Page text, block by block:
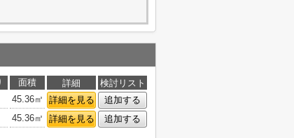
面積 詳細
検討リスト
45.36㎡ 詳細を見る
追加する
45.36㎡ 詳細を見る 追加する